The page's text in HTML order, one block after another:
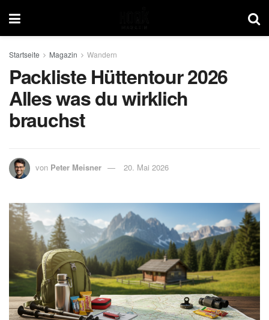
Startseite Magazin Wandern
Packliste Hüttentour 2026
Alles was du wirklich
brauchst
von Peter Meisner 20. Mai 2026